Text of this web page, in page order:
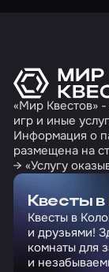
«Мир Квестов»
игр и иные
Информация о
размещена на
→ «Услугу
Квесты в
Квесты в
и друзьями!
комнаты для
и